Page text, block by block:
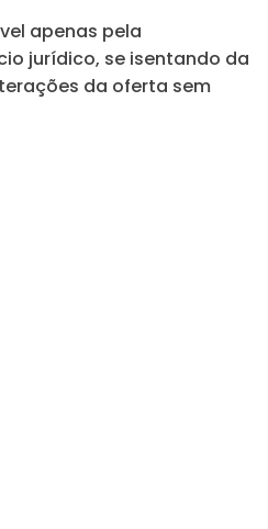
apenas pela
jurídico, se isentando da
da oferta sem